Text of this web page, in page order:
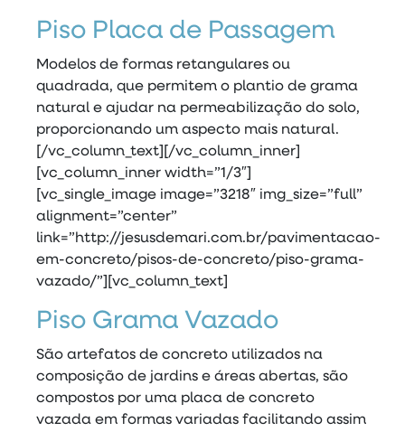
Piso Placa de Passagem
Modelos de formas retangulares ou
quadrada, que permitem o plantio de grama
natural e ajudar na permeabilização do solo,
proporcionando um aspecto mais natural.
[/vc_column_text][/vc_column_inner]
[vc_column_inner width=”1/3″]
[vc_single_image image=”3218″ img_size=”full”
alignment=”center”
link=”http://jesusdemari.com.br/pavimentacao-
em-concreto/pisos-de-concreto/piso-grama-
vazado/”][vc_column_text]
Piso Grama Vazado
São artefatos de concreto utilizados na
composição de jardins e áreas abertas, são
compostos por uma placa de concreto
vazada em formas variadas facilitando assim